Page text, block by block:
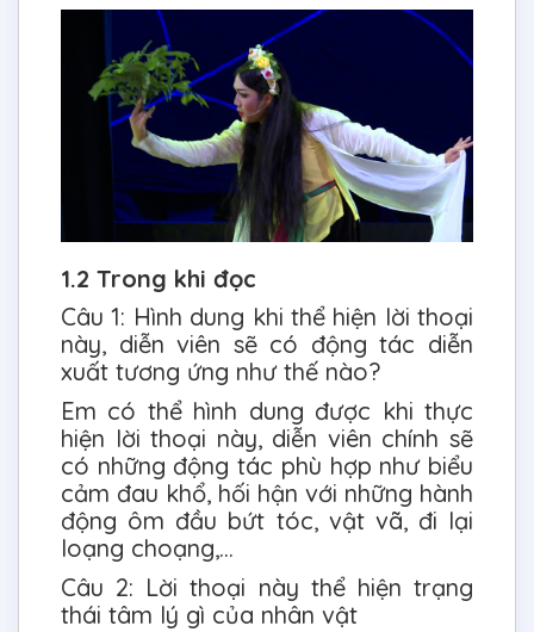
1.2 Trong khi đọc
Câu 1: Hình dung khi thể hiện lời thoại
này, diễn viên sẽ có động tác diễn
xuất tương ứng như thế nào?
Em có thể hình dung được khi thực
hiện lời thoại này, diễn viên chính sẽ
có những động tác phù hợp như biểu
cảm đau khổ, hối hận với những hành
động ôm đầu bứt tóc, vật vã, đi lại
loạng choạng,...
Câu 2: Lời thoại này thể hiện trạng
thái tâm lý gì của nhân vật